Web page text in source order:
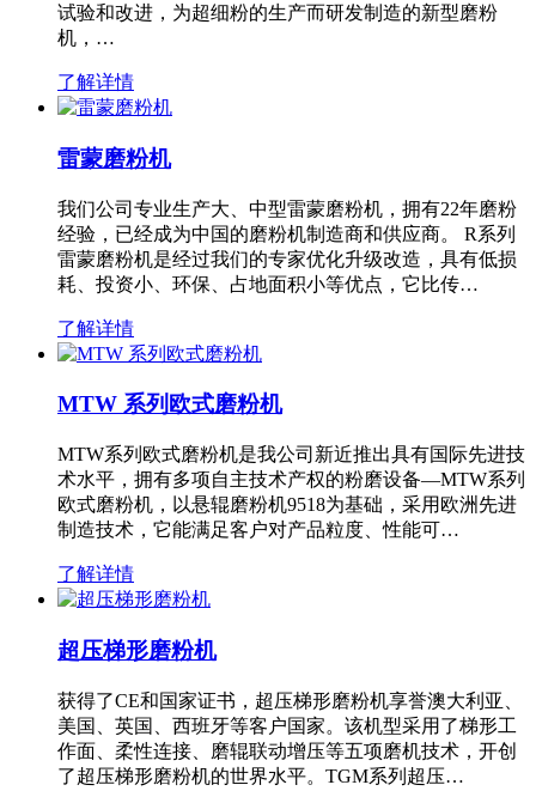
试验和改进，为超细粉的生产而研发制造的新型磨粉
机，…
了解详情
雷蒙磨粉机
我们公司专业生产大、中型雷蒙磨粉机，拥有22年磨粉
经验，已经成为中国的磨粉机制造商和供应商。 R系列
雷蒙磨粉机是经过我们的专家优化升级改造，具有低损
耗、投资小、环保、占地面积小等优点，它比传…
了解详情
MTW 系列欧式磨粉机
MTW系列欧式磨粉机是我公司新近推出具有国际先进技
术水平，拥有多项自主技术产权的粉磨设备—MTW系列
欧式磨粉机，以悬辊磨粉机9518为基础，采用欧洲先进
制造技术，它能满足客户对产品粒度、性能可…
了解详情
超压梯形磨粉机
获得了CE和国家证书，超压梯形磨粉机享誉澳大利亚、
美国、英国、西班牙等客户国家。该机型采用了梯形工
作面、柔性连接、磨辊联动增压等五项磨机技术，开创
了超压梯形磨粉机的世界水平。TGM系列超压…